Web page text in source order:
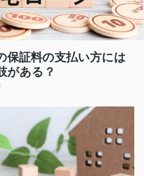
保証料の支払い方には
がある？